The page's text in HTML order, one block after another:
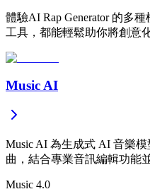
體驗AI Rap Generator 的多
工具，都能輕鬆助你將創意
Music AI
Music AI 為生成式 AI 音樂
曲，結合專業音訊編輯功能
Music 4.0